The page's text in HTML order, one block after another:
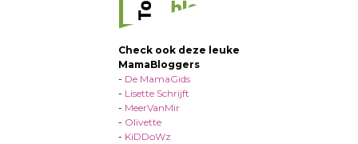
Check ook deze leuke
MamaBloggers
- De MamaGids
- Lisette Schrijft
- MeerVanMir
- Olivette
- KiDDoWz